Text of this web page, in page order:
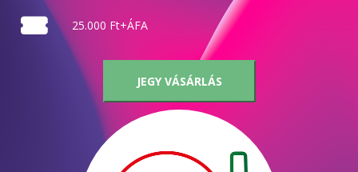
25.000 Ft+ÁFA
JEGY VÁSÁRLÁS